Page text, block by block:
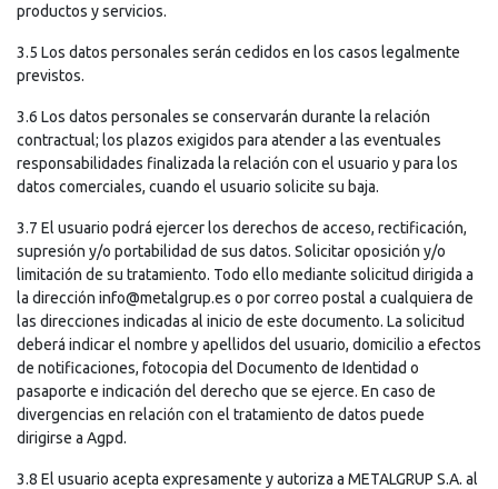
productos y servicios.
3.5 Los datos personales serán cedidos en los casos legalmente
previstos.
3.6 Los datos personales se conservarán durante la relación
contractual; los plazos exigidos para atender a las eventuales
responsabilidades finalizada la relación con el usuario y para los
datos comerciales, cuando el usuario solicite su baja.
3.7 El usuario podrá ejercer los derechos de acceso, rectificación,
supresión y/o portabilidad de sus datos. Solicitar oposición y/o
limitación de su tratamiento. Todo ello mediante solicitud dirigida a
la dirección info@metalgrup.es o por correo postal a cualquiera de
las direcciones indicadas al inicio de este documento. La solicitud
deberá indicar el nombre y apellidos del usuario, domicilio a efectos
de notificaciones, fotocopia del Documento de Identidad o
pasaporte e indicación del derecho que se ejerce. En caso de
divergencias en relación con el tratamiento de datos puede
dirigirse a Agpd.
3.8 El usuario acepta expresamente y autoriza a METALGRUP S.A. al